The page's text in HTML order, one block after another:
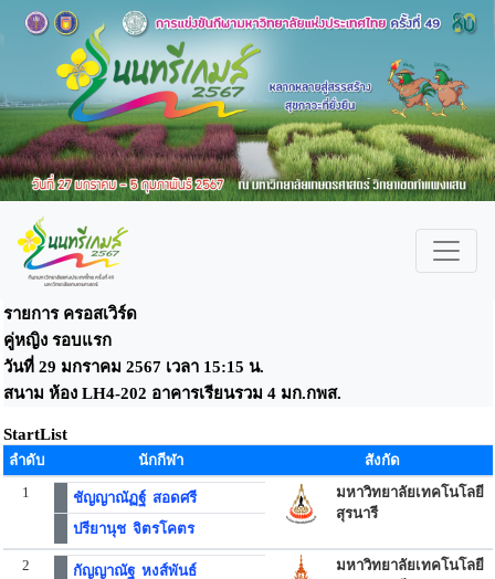
รายการ ครอสเวิร์ด
คู่หญิง รอบแรก
วันที่ 29 มกราคม 2567 เวลา 15:15 น.
สนาม ห้อง LH4-202 อาคารเรียนรวม 4 มก.กพส.
StartList
ลำดับ นักกีฬา
สังกัด
1
ชัญญาณัฏฐ์ สอดศรี
ปรียานุช จิตรโคตร
มหาวิทยาลัยเทคโนโลยี
สุรนารี
2
กัญญาณัฐ หงส์พันธ์
มหาวิทยาลัยเทคโนโลยี